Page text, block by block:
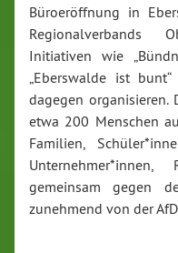
Büroeröffnung in
Regionalverbands
Initiativen wie
„Eberswalde ist
dagegen
etwa 200 Menschen
Familien,
Unternehmer*innen,
gemeinsam gegen
zunehmend von der